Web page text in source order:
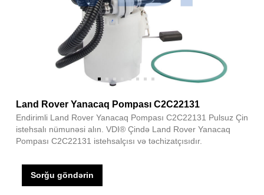
Land Rover Yanacaq Pompası C2C22131
Endirimli Land Rover Yanacaq Pompası C2C22131 Pulsuz Çin
istehsalı nümunəsi alın. VDI® Çində Land Rover Yanacaq
Pompası C2C22131 istehsalçısı və təchizatçısıdır.
Sorğu göndərin